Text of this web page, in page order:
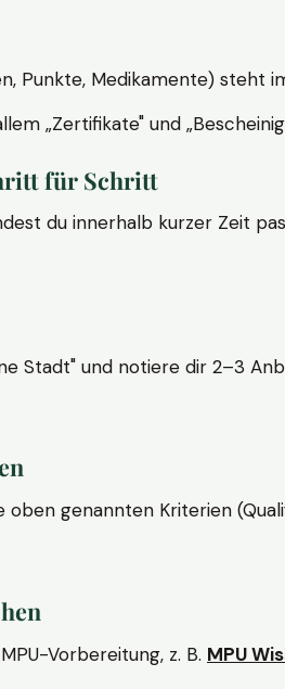
Punkte, Medikamente) steht
„Zertifikate" und
für Schritt
du innerhalb kurzer Zeit
Stadt" und notiere dir 2–3
genannten Kriterien
Vorbereitung, z. B. MPU